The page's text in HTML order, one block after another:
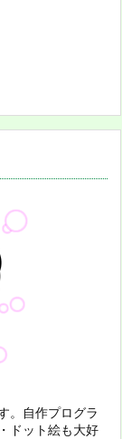
。自作プログラ
ドット絵も大好